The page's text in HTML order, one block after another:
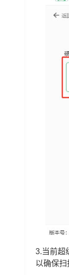
3.当前超
以确保扫